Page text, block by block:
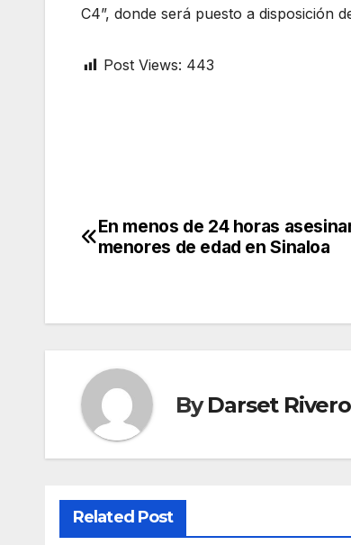
C4”, donde será puesto a disposición
Post Views: 443
Post
En menos de 24 horas
menores de edad en Sinaloa
ByDarset Rivero
Related Post